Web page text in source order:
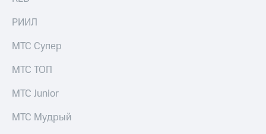
РИИЛ
МТС Супер
МТС ТОП
МТС Junior
МТС Мудрый